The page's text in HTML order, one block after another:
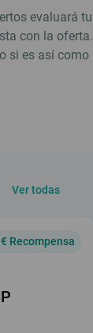
evaluará tu
con la oferta.
si es así como
Ver todas
Recompensa